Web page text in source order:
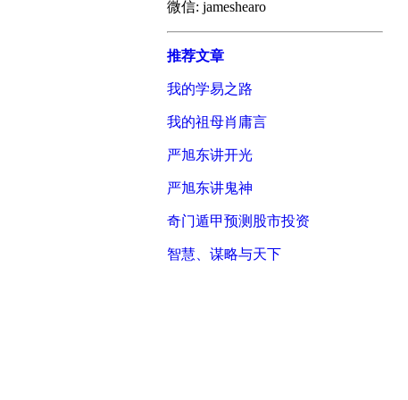
微信: jameshearo
推荐文章
我的学易之路
我的祖母肖庸言
严旭东讲开光
严旭东讲鬼神
奇门遁甲预测股市投资
智慧、谋略与天下